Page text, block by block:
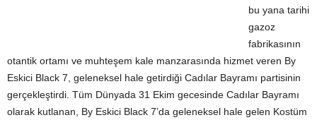
bu yana tarihi
gazoz
fabrikasının
otantik ortamı ve muhteşem kale manzarasında hizmet veren By
Eskici Black 7, geleneksel hale getirdiği Cadılar Bayramı partisinin
gerçekleştirdi. Tüm Dünyada 31 Ekim gecesinde Cadılar Bayramı
olarak kutlanan, By Eskici Black 7’da geleneksel hale gelen Kostüm